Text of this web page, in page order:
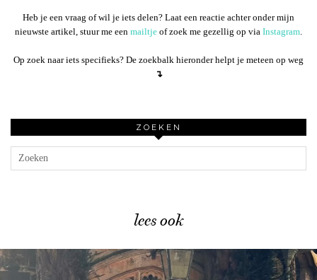
Heb je een vraag of wil je iets delen? Laat een reactie achter onder mijn
nieuwste artikel, stuur me een mailtje of zoek me gezellig op via Instagram
Op zoek naar iets specifieks? De zoekbalk hieronder helpt je meteen op weg
↴
ZOEKEN
lees ook